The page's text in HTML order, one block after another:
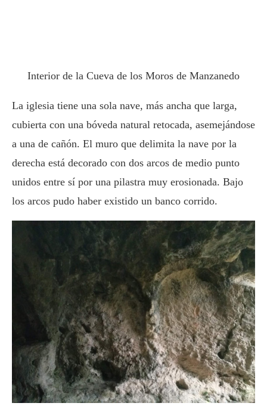
Interior de la Cueva de los Moros de Manzanedo
La iglesia tiene una sola nave, más ancha que larga,
cubierta con una bóveda natural retocada, asemejándose
a una de cañón. El muro que delimita la nave por la
derecha está decorado con dos arcos de medio punto
unidos entre sí por una pilastra muy erosionada. Bajo
los arcos pudo haber existido un banco corrido.